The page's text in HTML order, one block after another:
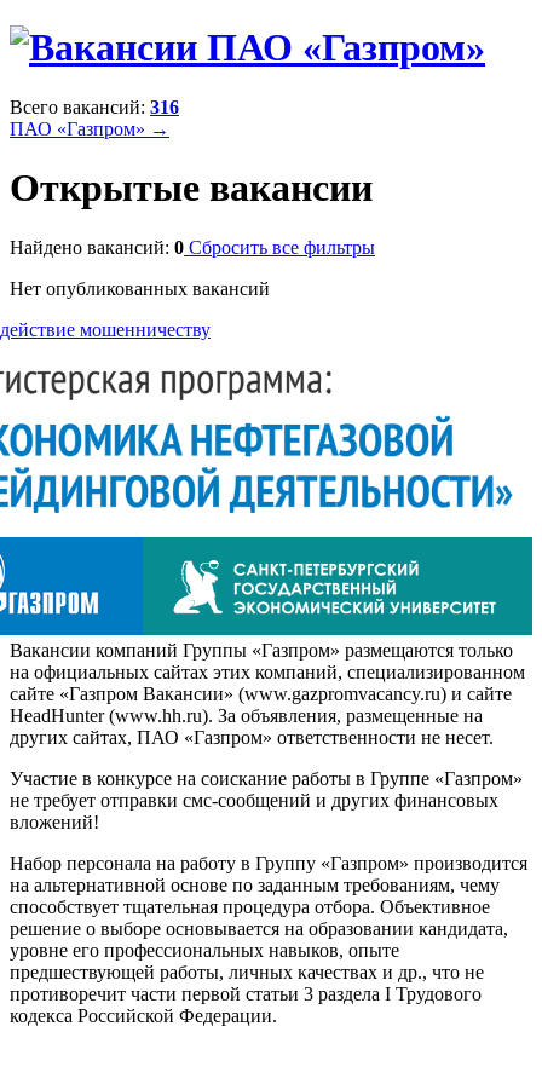
Всего вакансий: 316
ПАО «Газпром» →
Открытые вакансии
Найдено вакансий: 0 Сбросить все фильтры
Нет опубликованных вакансий
мошенничеству
Вакансии компаний Группы «Газпром» размещаются только
на официальных сайтах этих компаний, специализированном
сайте «Газпром Вакансии» (www.gazpromvacancy.ru) и сайте
HeadHunter (www.hh.ru). За объявления, размещенные на
других сайтах, ПАО «Газпром» ответственности не несет.
Участие в конкурсе на соискание работы в Группе «Газпром»
не требует отправки смс-сообщений и других финансовых
вложений!
Набор персонала на работу в Группу «Газпром» производится
на альтернативной основе по заданным требованиям, чему
способствует тщательная процедура отбора. Объективное
решение о выборе основывается на образовании кандидата,
уровне его профессиональных навыков, опыте
предшествующей работы, личных качествах и др., что не
противоречит части первой статьи 3 раздела I Трудового
кодекса Российской Федерации.